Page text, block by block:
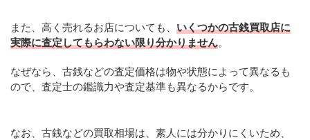
また、高く売れるお店についても、 いくつかの古銭買取店に
実際に査定してもらわない限り分かりません。
なぜなら、古銭などの査定価格は物や状態によって異なるも
ので、査定士の鑑識力や査定基準も異なるからです。
なお、古銭などの買取相場は、素人には分かりにくいため、